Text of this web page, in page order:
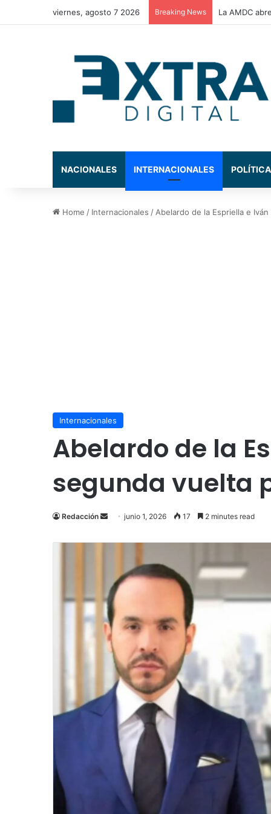
viernes, agosto 7 2026 Breaking News Congreso
NACIONALES INTERNACIONALES POLÍTICA
Home / Internacionales / Abelardo de la Espriella e
Internacionales
Abelardo de la
segunda vuelta
Redacción
Send
email
junio 1, 2026 17 2 minutes read